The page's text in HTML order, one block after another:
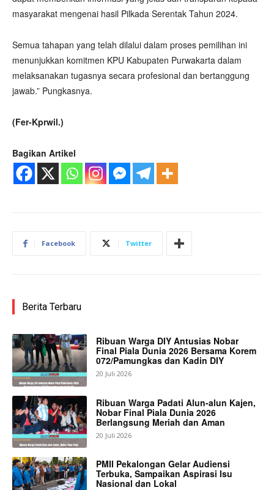
masyarakat mengenai hasil Pilkada Serentak Tahun 2024.
Semua tahapan yang telah dilalui dalam proses pemilihan ini
menunjukkan komitmen KPU Kabupaten Purwakarta dalam
melaksanakan tugasnya secara profesional dan bertanggung
jawab.” Pungkasnya.
(Fer-Kprwil.)
Bagikan Artikel
Facebook Twitter
Berita Terbaru
Ribuan Warga DIY Antusias Nobar
Final Piala Dunia 2026 Bersama Korem
072/Pamungkas dan Kadin DIY
20 Juli 2026
Ribuan Warga Padati Alun-alun Kajen,
Nobar Final Piala Dunia 2026
Berlangsung Meriah dan Aman
20 Juli 2026
PMII Pekalongan Gelar Audiensi
Terbuka, Sampaikan Aspirasi Isu
Nasional dan Lokal